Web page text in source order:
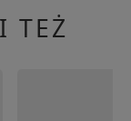
TEŻ